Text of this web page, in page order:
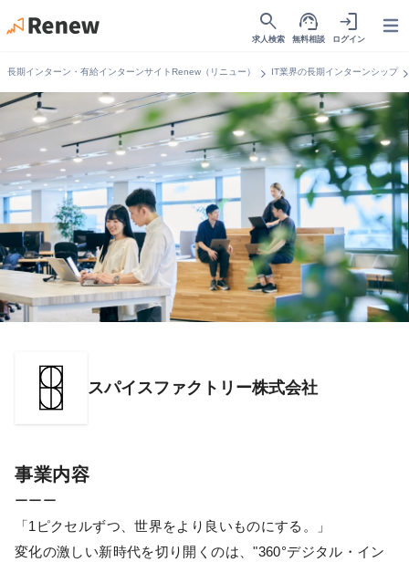
search
求人検索
support_agent
無料相談
login
ログイン
長期インターン・有給インターンサイトRenew（リニュー） chevron_right IT業界の長期インターンシップ
スパイスファクトリー株式会社
事業内容
ーーー
「1ピクセルずつ、世界をより良いものにする。」
変化の激しい新時代を切り開くのは、"360°デジタル・イン